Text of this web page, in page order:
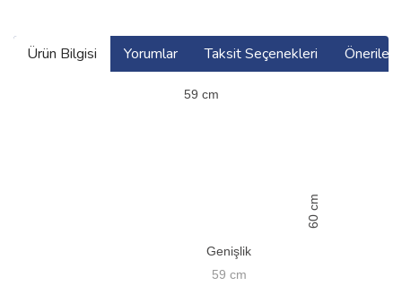
Ürün Bilgisi Yorumlar Taksit Seçenekleri
59 cm
60
cm
Genişlik
59 cm